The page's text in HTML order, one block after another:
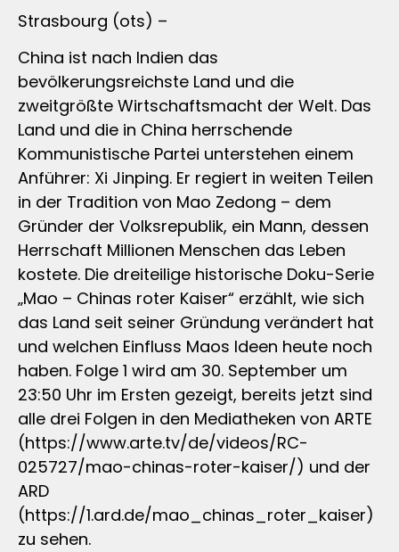
Strasbourg (ots) –
China ist nach Indien das
bevölkerungsreichste Land und die
zweitgrößte Wirtschaftsmacht der Welt. Das
Land und die in China herrschende
Kommunistische Partei unterstehen einem
Anführer: Xi Jinping. Er regiert in weiten Teilen
in der Tradition von Mao Zedong – dem
Gründer der Volksrepublik, ein Mann, dessen
Herrschaft Millionen Menschen das Leben
kostete. Die dreiteilige historische Doku-Serie
„Mao – Chinas roter Kaiser“ erzählt, wie sich
das Land seit seiner Gründung verändert hat
und welchen Einfluss Maos Ideen heute noch
haben. Folge 1 wird am 30. September um
23:50 Uhr im Ersten gezeigt, bereits jetzt sind
alle drei Folgen in den Mediatheken von ARTE
(https://www.arte.tv/de/videos/RC-
025727/mao-chinas-roter-kaiser/) und der
ARD
(https://1.ard.de/mao_chinas_roter_kaiser)
zu sehen.